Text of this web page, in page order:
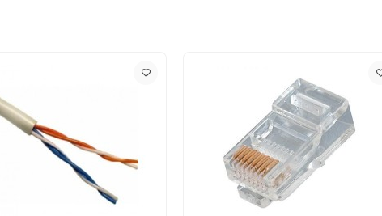
Fi 6), b (Wi-Fi 1), g (Wi-Fi 3), n (Wi-Fi 4)
Мбит/с